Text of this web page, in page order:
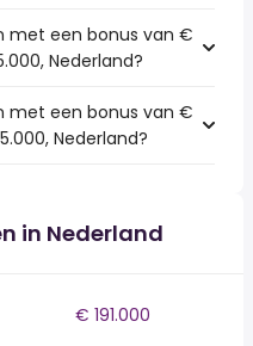
met een bonus van €
Nederland?
met een bonus van €
Nederland?
in Nederland
€ 191.000